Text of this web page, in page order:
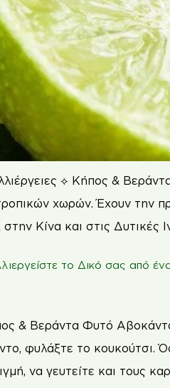
⟡ Κήπος &
χωρών. Έχουν την
Κίνα και στις Δυτικές
το Δικό σας από
& Βεράντα Φυτό
φυλάξτε το κουκούτσι.
να γευτείτε και τους